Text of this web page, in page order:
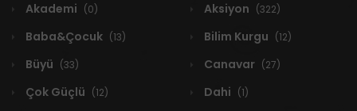
Akademi (0) Aksiyon (322)
Baba&Çocuk (13) Bilim Kurgu (12)
Büyü (33) Canavar (27)
Çok Güçlü (12) Dahi (1)